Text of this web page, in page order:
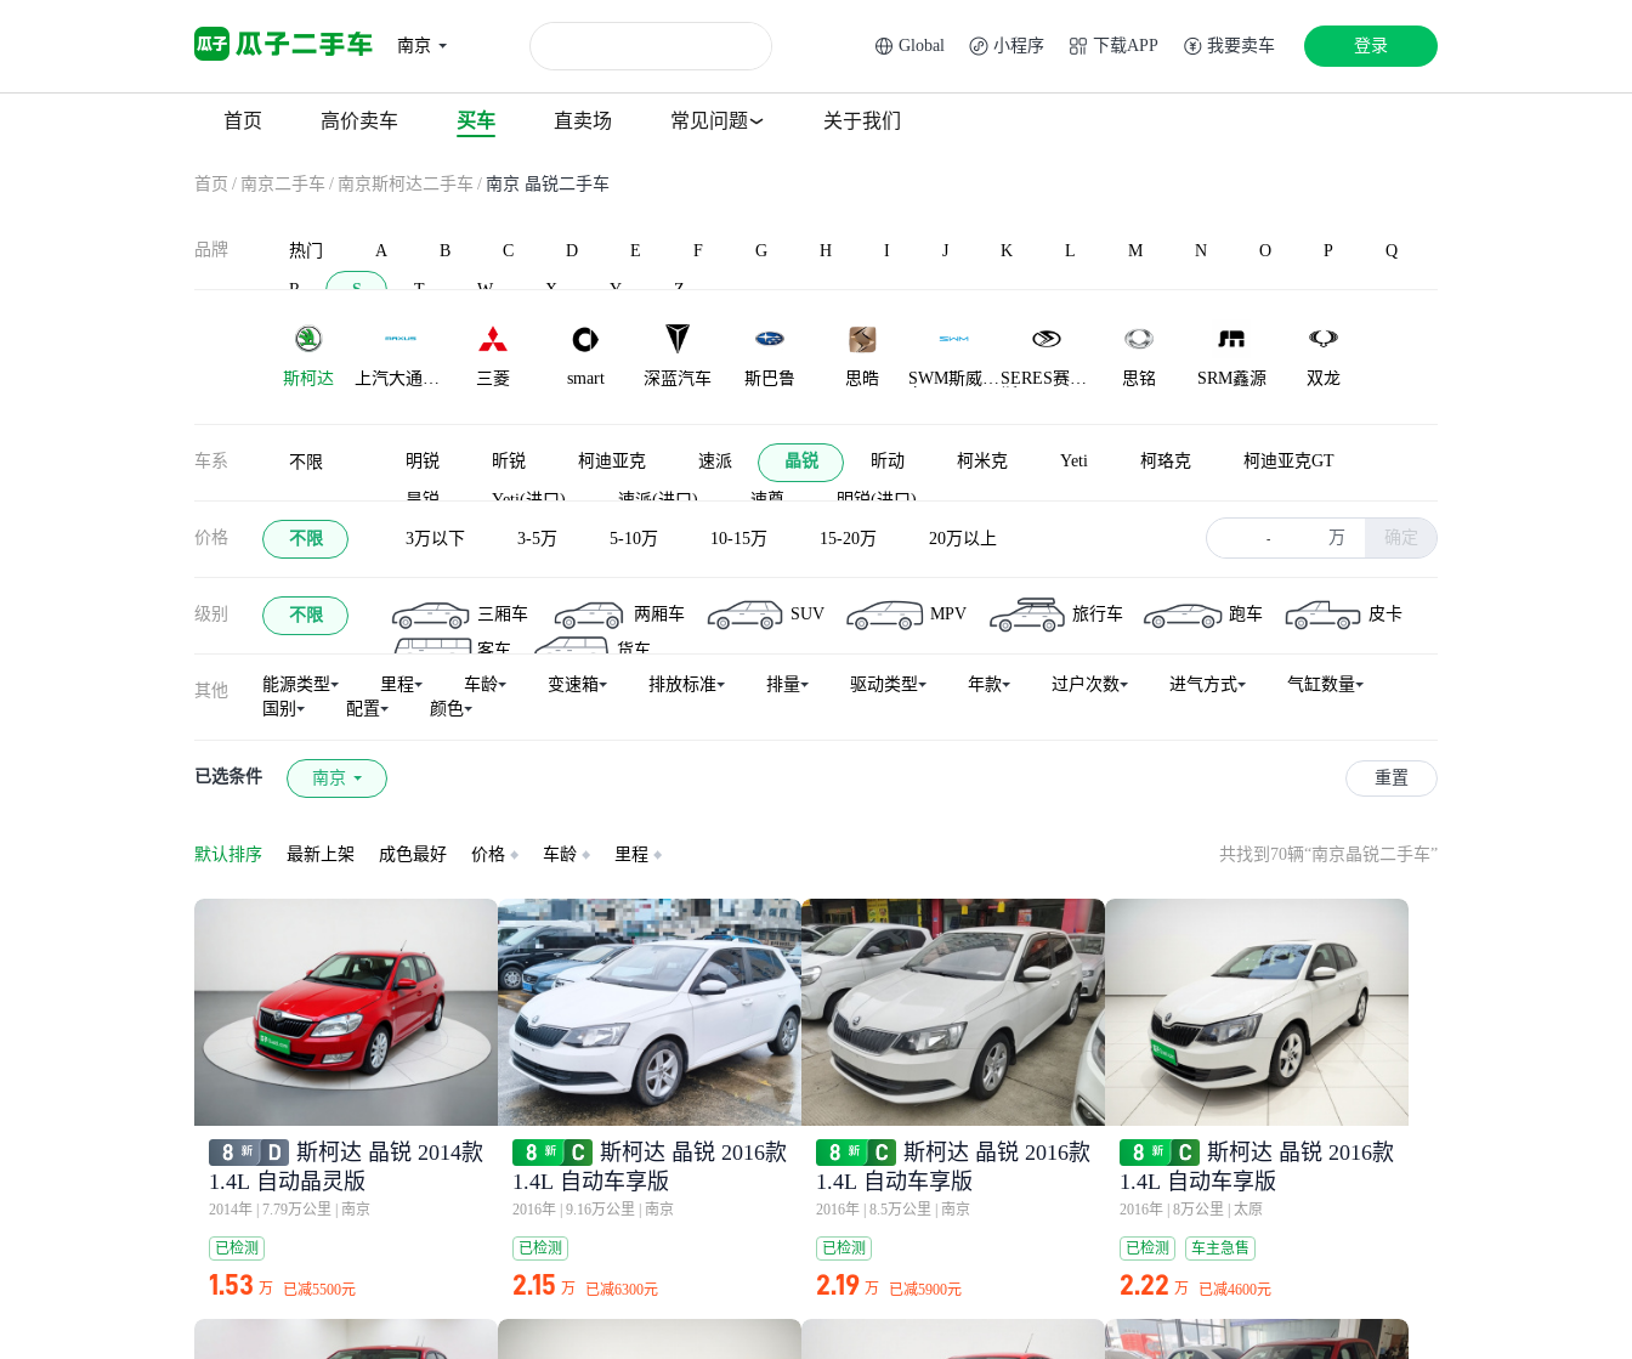
南京 Global 小程序 下载APP 我要卖车 登录
首页 高价卖车 买车 直卖场 常见问题 关于我们
首页 / 南京二手车 / 南京斯柯达二手车 / 南京 晶锐二手车
品牌 热门 A B C D E F G H I J K L M N O P Q
R S T W X Y Z
斯柯达
上汽大通
三菱 smart 深蓝汽车 斯巴鲁 思皓
SWM斯威汽 SERES赛力
思铭 SRM鑫源 双龙
示界
SONGSAN
MOTORS
申龙汽车 萨博 双环 陕汽通家 赛麟 SHELBY 神州 速达
车系 不限 明锐 昕锐 柯迪亚克 速派 晶锐 昕动 柯米克 Yeti 柯珞克 柯迪亚克GT
昊锐 Yeti(进口) 速派(进口) 速尊 明锐(进口)
价格 不限 3万以下 3-5万 5-10万 10-15万 15-20万 20万以上 - 万 确定
级别 不限 三厢车 两厢车 SUV MPV 旅行车 跑车
皮卡
客车
货车
其他 能源类型 里程 车龄 变速箱 排放标准 排量 驱动类型 年款 过户次数 进气方式
气缸数量
国别
配置 颜色
已选条件 南京 重置
默认排序 最新上架 成色最好 价格 车龄 里程 共找到70辆“南京晶锐二手车”
斯柯达 晶锐 2014款
1.4L 自动晶灵版
2014年 7.79万公里 南京
已检测
1.53 万 已减5500元
斯柯达 晶锐 2016款
1.4L 自动车享版
2016年 9.16万公里 南京
已检测
2.15 万 已减6300元
斯柯达 晶锐 2016款
1.4L 自动车享版
2016年 8.5万公里 南京
已检测
2.19 万 已减5900元
斯柯达 晶锐 2016款
1.4L 自动车享版
2016年 8万公里 太原
已检测 车主急售
2.22 万 已减4600元